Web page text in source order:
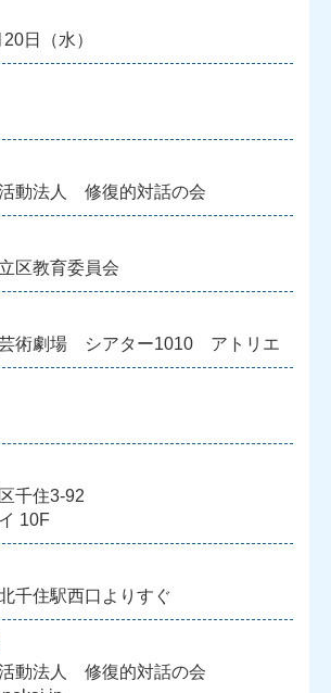
日（水）
動法人 修復的対話の会
区教育委員会
芸術劇場 シアター1010 アトリエ
千住3-92
10F
千住駅西口よりすぐ
動法人 修復的対話の会